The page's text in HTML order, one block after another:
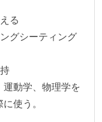
る
グシーティング
動学、物理学を
使う。